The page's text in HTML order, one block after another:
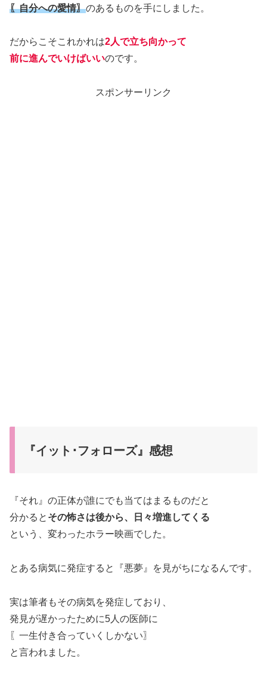
〖自分への愛情〗のあるものを手にしました。
だからこそこれかれは2人で立ち向かって
前に進んでいけばいいのです。
スポンサーリンク
『イット･フォローズ』感想
『それ』の正体が誰にでも当てはまるものだと
分かると その怖さは後から、日々増進してくる
という、変わったホラー映画でした。
とある病気に発症すると『悪夢』を見がちになるんです。
実は筆者もその病気を発症しており、
発見が遅かったために5人の医師に
〖一生付き合っていくしかない〗
と言われました。